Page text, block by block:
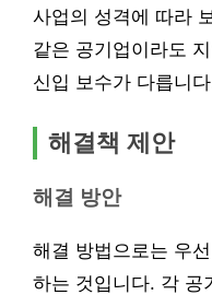
사업의 성격에 따라
같은 공기업이라도
신입 보수가 다릅니
해결책 제안
해결 방안
해결 방법으로는 우선
하는 것입니다. 각 공